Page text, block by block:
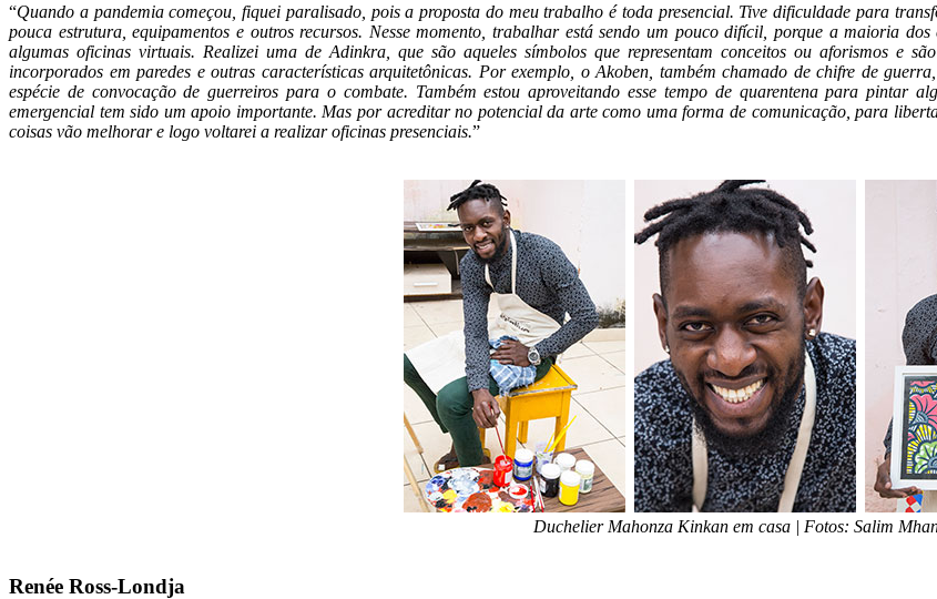
“Quando a pandemia começou, fiquei paralisado, pois a proposta do meu trabalho é toda presencial. Tive dificuldade para
pouca estrutura, equipamentos e outros recursos. Nesse momento, trabalhar está sendo um pouco difícil, porque a maioria
algumas oficinas virtuais. Realizei uma de Adinkra, que são aqueles símbolos que representam conceitos ou aforismos e
incorporados em paredes e outras características arquitetônicas. Por exemplo, o Akoben, também chamado de chifre de
espécie de convocação de guerreiros para o combate. Também estou aproveitando esse tempo de quarentena para
emergencial tem sido um apoio importante. Mas por acreditar no potencial da arte como uma forma de comunicação, para
coisas vão melhorar e logo voltarei a realizar oficinas presenciais.”
Duchelier Mahonza Kinkan em casa | Fotos: Salim
Renée Ross-Londja